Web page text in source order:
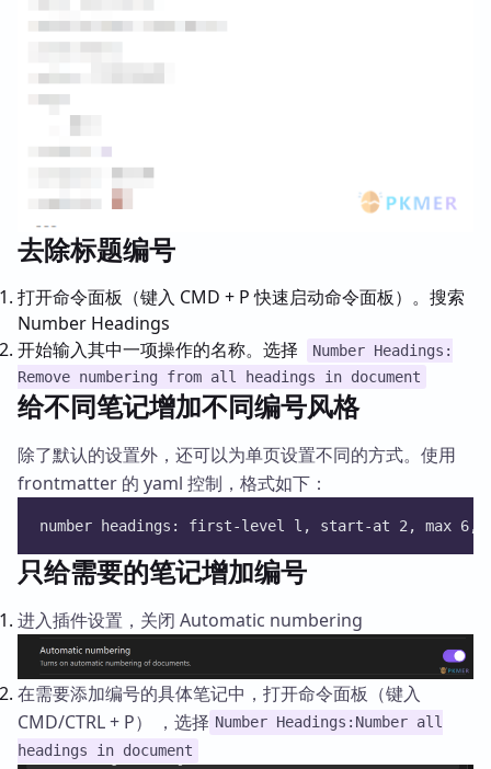
去除标题编号
打开命令面板（键入 CMD + P 快速启动命令面板）。搜索
Number Headings
开始输入其中一项操作的名称。选择
Number Headings:
Remove numbering from all headings in document
给不同笔记增加不同编号风格
除了默认的设置外，还可以为单页设置不同的方式。使用
frontmatter 的 yaml 控制，格式如下：
number headings: first-level l, start-at 2, max
只给需要的笔记增加编号
进入插件设置，关闭 Automatic numbering
在需要添加编号的具体笔记中，打开命令面板（键入
CMD/CTRL + P） ，选择 Number Headings:Number all
headings in document